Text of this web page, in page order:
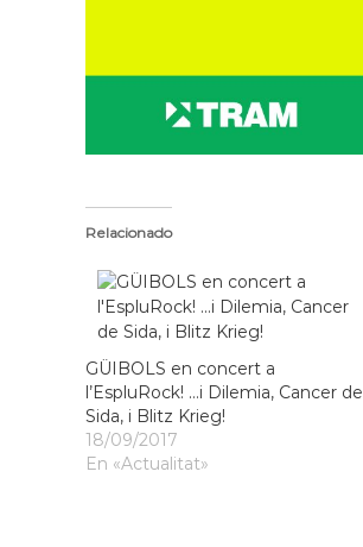
Relacionado
GÜIBOLS en concert a
l’EspluRock! …i Dilemia, Cancer de
Sida, i Blitz Krieg!
18/09/2017
En «Actualitat»